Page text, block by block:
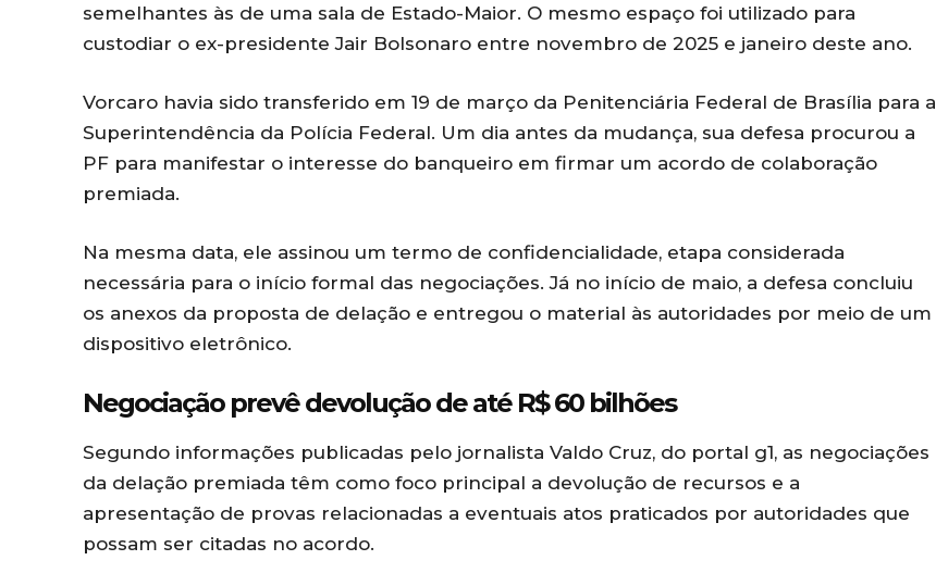
semelhantes às de uma sala de Estado-Maior. O mesmo espaço foi utilizado para
custodiar o ex-presidente Jair Bolsonaro entre novembro de 2025 e janeiro deste ano.
Vorcaro havia sido transferido em 19 de março da Penitenciária Federal de Brasília para a
Superintendência da Polícia Federal. Um dia antes da mudança, sua defesa procurou a
PF para manifestar o interesse do banqueiro em firmar um acordo de colaboração
premiada.
Na mesma data, ele assinou um termo de confidencialidade, etapa considerada
necessária para o início formal das negociações. Já no início de maio, a defesa concluiu
os anexos da proposta de delação e entregou o material às autoridades por meio de um
dispositivo eletrônico.
Negociação prevê devolução de até R$ 60 bilhões
Segundo informações publicadas pelo jornalista Valdo Cruz, do portal g1, as negociações
da delação premiada têm como foco principal a devolução de recursos e a
apresentação de provas relacionadas a eventuais atos praticados por autoridades que
possam ser citadas no acordo.